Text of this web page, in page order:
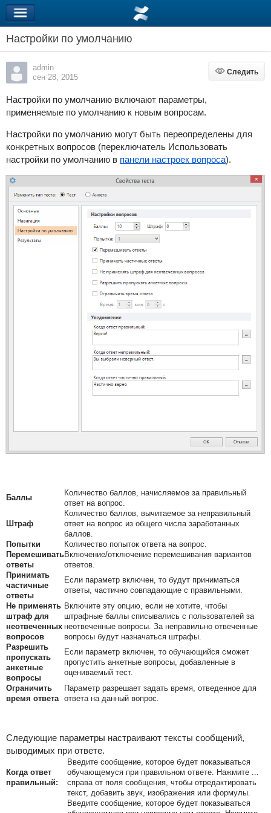
Настройки по умолчанию
admin
сен 28, 2015
Следить
Следить
Настройки по умолчанию включают параметры,
применяемые по умолчанию к новым вопросам.
Настройки по умолчанию могут быть переопределены для
конкретных вопросов (переключатель Использовать
настройки по умолчанию в панели настроек вопроса).
Баллы
Количество баллов, начисляемое за правильный
ответ на вопрос.
Штраф
Количество баллов, вычитаемое за неправильный
ответ на вопрос из общего числа заработанных
баллов.
Попытки
Количество попыток ответа на вопрос.
Перемешивать
ответы
Включение/отключение перемешивания вариантов
ответов.
Принимать
частичные
ответы
Если параметр включен, то будут приниматься
ответы, частично совпадающие с правильными.
Не применять
штраф для
неотвеченных
вопросов
Включите эту опцию, если не хотите, чтобы
штрафные баллы списывались с пользователей за
неотвеченные вопросы. За неправильно отвеченные
вопросы будут назначаться штрафы.
Разрешить
пропускать
анкетные
вопросы
Если параметр включен, то обучающийся сможет
пропустить анкетные вопросы, добавленные в
оцениваемый тест.
Ограничить
время ответа
Параметр разрешает задать время, отведенное для
ответа на данный вопрос.
Следующие параметры настраивают тексты сообщений,
выводимых при ответе.
Когда ответ
правильный:
Введите сообщение, которое будет показываться
обучающемуся при правильном ответе. Нажмите ...
справа от поля сообщения, чтобы отредактировать
текст, добавить звук, изображения или формулы.
Введите сообщение, которое будет показываться